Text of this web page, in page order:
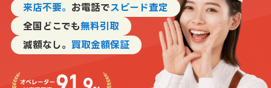
来店不要。 お電話でスピード査定
全国どこでも無料引取
減額なし。 買取金額保証